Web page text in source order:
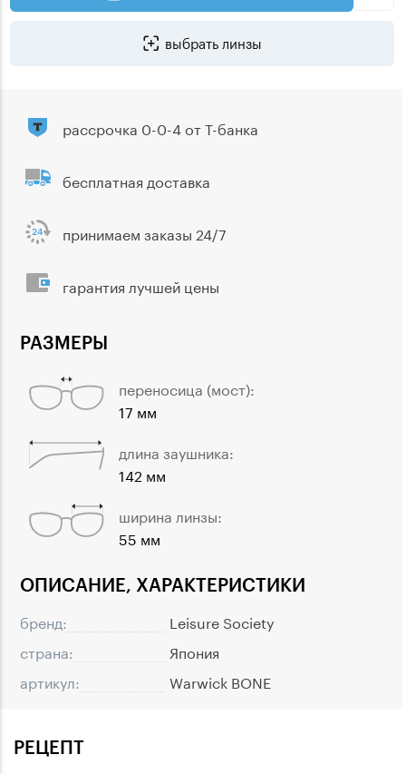
выбрать линзы
ОПИСАНИЕ, ХАРАКТЕРИСТИКИ
бренд:
Leisure Society
страна:
Япония
артикул:
Warwick BONE
РАЗМЕРЫ
переносица (мост):
17 мм
длина заушника:
142 мм
ширина линзы:
55 мм
рассрочка 0-0-4 от Т-банка
бесплатная доставка
принимаем заказы 24/7
гарантия лучшей цены
РЕЦЕПТ